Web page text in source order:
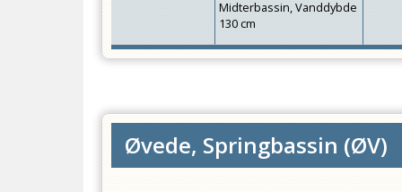
Midterbassin, Vanddybde
130 cm
Øvede, Springbassin (ØV)